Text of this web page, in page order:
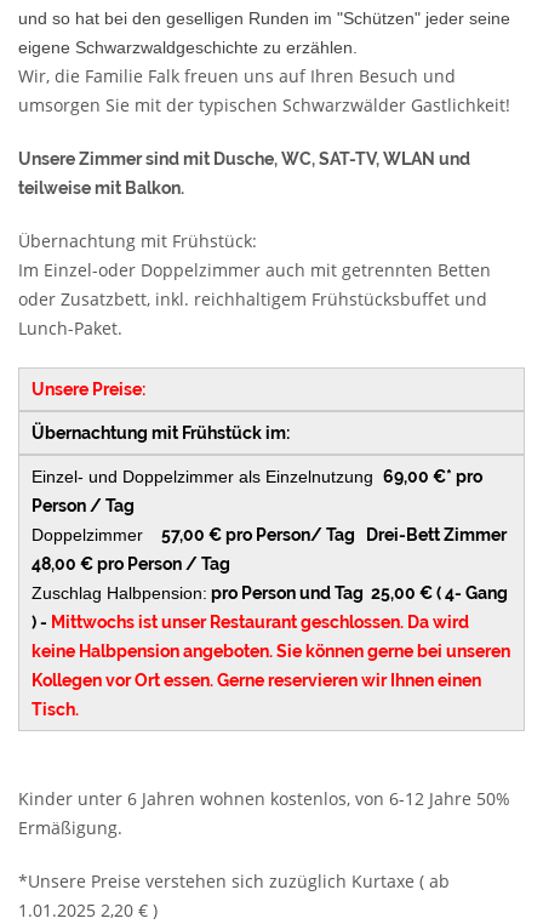
und so hat bei den geselligen Runden im "Schützen" jeder seine
eigene Schwarzwaldgeschichte zu erzählen.
Wir, die Familie Falk freuen uns auf Ihren Besuch und
umsorgen Sie mit der typischen Schwarzwälder Gastlichkeit!
Unsere Zimmer sind mit Dusche, WC, SAT-TV, WLAN und
teilweise mit Balkon.
Übernachtung mit Frühstück:
Im Einzel-oder Doppelzimmer auch mit getrennten Betten
oder Zusatzbett, inkl. reichhaltigem Frühstücksbuffet und
Lunch-Paket.
Unsere Preise:
Übernachtung mit Frühstück im:
Einzel- und Doppelzimmer als Einzelnutzung 69,00 €* pro
Person / Tag
Doppelzimmer
57,00 € pro Person/ Tag Drei-Bett Zimmer
48,00 € pro Person / Tag
Zuschlag Halbpension: pro Person und Tag 25,00 € ( 4- Gang
) - Mittwochs ist unser Restaurant geschlossen. Da wird
keine Halbpension angeboten. Sie können gerne bei unseren
Kollegen vor Ort essen. Gerne reservieren wir Ihnen einen
Tisch.
Kinder unter 6 Jahren wohnen kostenlos, von 6-12 Jahre 50%
Ermäßigung.
*Unsere Preise verstehen sich zuzüglich Kurtaxe ( ab
1.01.2025 2,20 € )